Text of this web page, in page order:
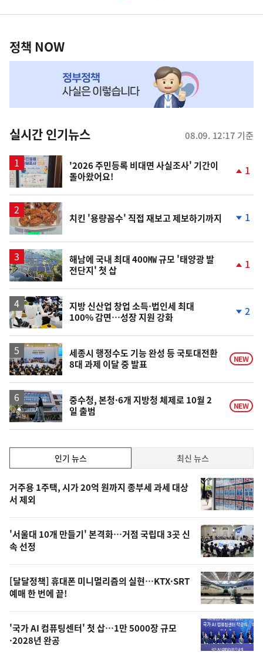
영
책
NOW,
뉴
스
정책 NOW
실시간 인기뉴스 08.09. 12:17 기준
'2026 주민등록 비대면 사실조사' 기간이
돌아왔어요!
상
1
치킨 '용량꼼수' 직접 재보고 제보하기까지
하
1
해남에 국내 최대 400㎿ 규모 '태양광 발
전단지' 첫 삽
상
1
지방 신산업 창업 소득·법인세 최대
100% 감면…성장 지원 강화
하
락
2
세종시 행정수도 기능 완성 등 국토대전환
8대 과제 이달 중 발표
NEW
중수청, 본청·6개 지방청 체제로 10월 2
일 출범
NEW
기,
최
신,
오
늘
의
영
상
오
인기 뉴스 최신 뉴스
기
뉴
스
거주용 1주택, 시가 20억 원까지 종부세 과세 대상
서 제외
'서울대 10개 만들기' 본격화…거점 국립대 3곳 신
속 선정
[달달정책] 휴대폰 미니멀리즘의 실현…KTX·SRT
예매 한 번에 끝!
'국가 AI 컴퓨팅센터' 첫 삽…1만 5000장 규모
·2028년 완공